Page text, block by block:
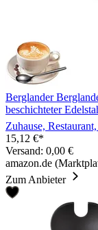
Berglander
beschichteter
Zuhause,
15,12 €*
Versand: 0,00 €
amazon.de
Zum Anbieter